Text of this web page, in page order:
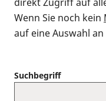
Wenn Sie noch kein
auf eine Auswahl
Suchbegriff